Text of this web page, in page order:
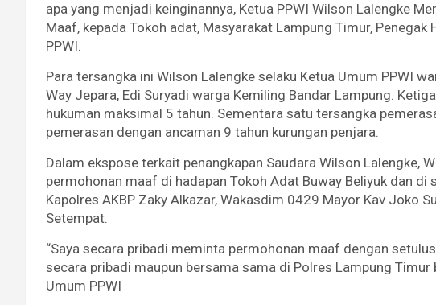
apa yang menjadi keinginannya, Ketua PPWI Wilson Lalengke
Maaf, kepada Tokoh adat, Masyarakat Lampung Timur,
PPWI.
Para tersangka ini Wilson Lalengke selaku Ketua Umum PPWI
Way Jepara, Edi Suryadi warga Kemiling Bandar Lampung.
hukuman maksimal 5 tahun. Sementara satu tersangka
pemerasan dengan ancaman 9 tahun kurungan penjara.
Dalam ekspose terkait penangkapan Saudara Wilson Lalengke,
permohonan maaf di hadapan Tokoh Adat Buway Beliyuk dan di
Kapolres AKBP Zaky Alkazar, Wakasdim 0429 Mayor Kav Joko
Setempat.
“Saya secara pribadi meminta permohonan maaf dengan
secara pribadi maupun bersama sama di Polres Lampung Timur
Umum PPWI